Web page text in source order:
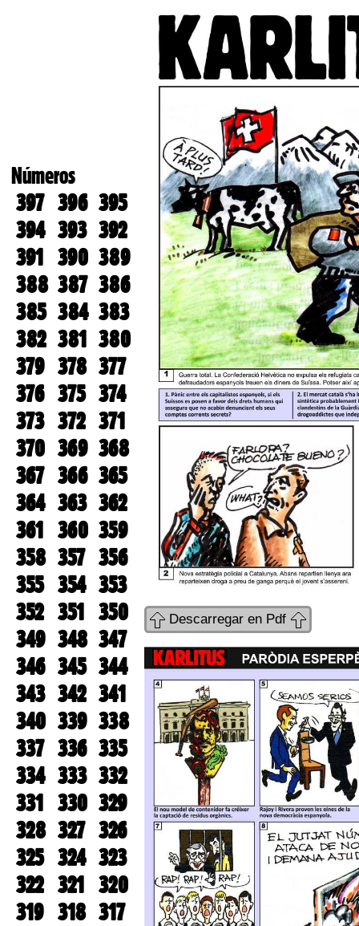
Números
397 396 395
394 393 392
391 390 389
388 387 386
385 384 383
382 381 380
379 378 377
376 375 374
373 372 371
370 369 368
367 366 365
364 363 362
361 360 359
358 357 356
355 354 353
352 351 350
349 348 347
346 345 344
343 342 341
340 339 338
337 336 335
334 333 332
331 330 329
328 327 326
325 324 323
322 321 320
319 318 317
Descarregar en Pdf